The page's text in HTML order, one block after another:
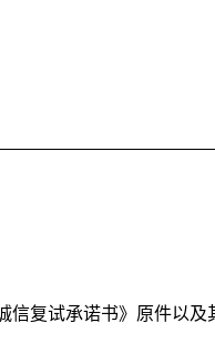
复试承诺书》原件以